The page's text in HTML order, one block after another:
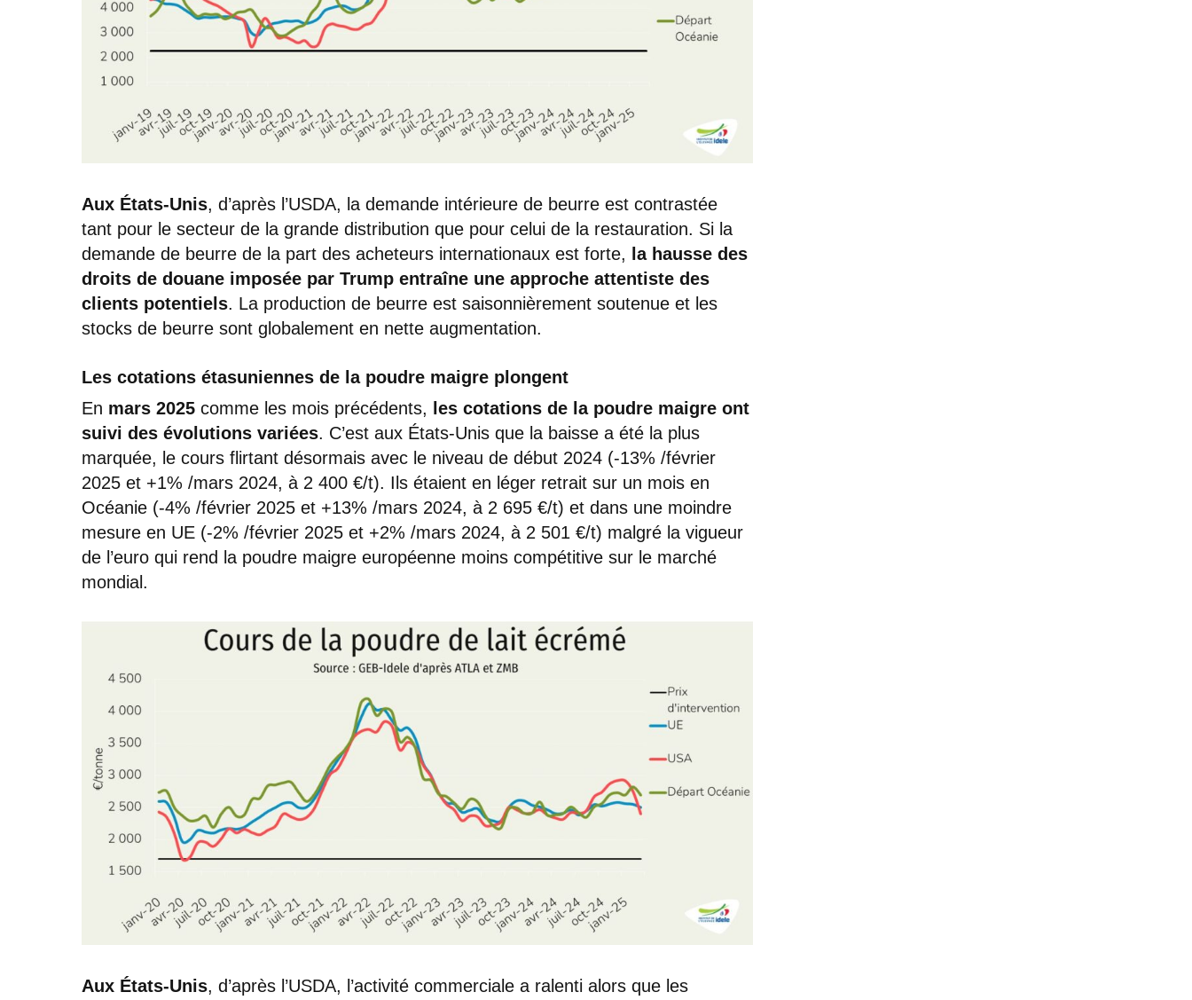
Aux États-Unis, d’après l’USDA, la demande intérieure de beurre est contrastée
tant pour le secteur de la grande distribution que pour celui de la restauration. Si la
demande de beurre de la part des acheteurs internationaux est forte, la hausse des
droits de douane imposée par Trump entraîne une approche attentiste des
clients potentiels. La production de beurre est saisonnièrement soutenue et les
stocks de beurre sont globalement en nette augmentation.
Les cotations étasuniennes de la poudre maigre plongent
En mars 2025 comme les mois précédents, les cotations de la poudre maigre ont
suivi des évolutions variées. C’est aux États-Unis que la baisse a été la plus
marquée, le cours flirtant désormais avec le niveau de début 2024 (-13% /février
2025 et +1% /mars 2024, à 2 400 €/t). Ils étaient en léger retrait sur un mois en
Océanie (-4% /février 2025 et +13% /mars 2024, à 2 695 €/t) et dans une moindre
mesure en UE (-2% /février 2025 et +2% /mars 2024, à 2 501 €/t) malgré la vigueur
de l’euro qui rend la poudre maigre européenne moins compétitive sur le marché
mondial.
Aux États-Unis, d’après l’USDA, l’activité commerciale a ralenti alors que les